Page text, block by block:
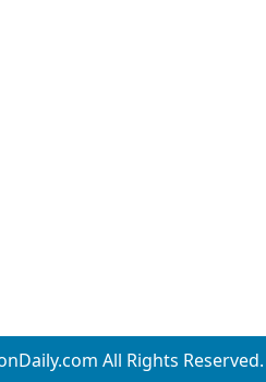
All Rights Reserved.